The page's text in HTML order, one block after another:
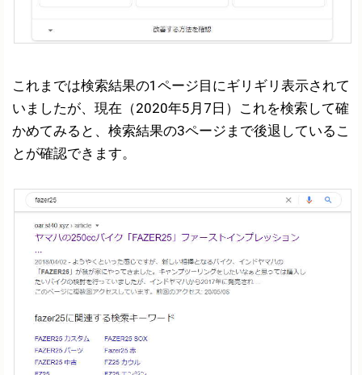
これまでは検索結果の1ページ目にギリギリ表示されて
いましたが、現在（2020年5月7日）これを検索して確
かめてみると、検索結果の3ページまで後退しているこ
とが確認できます。